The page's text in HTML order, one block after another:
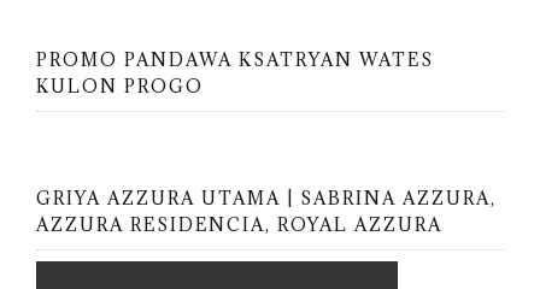
PROMO PANDAWA KSATRYAN WATES
KULON PROGO
GRIYA AZZURA UTAMA | SABRINA AZZURA,
AZZURA RESIDENCIA, ROYAL AZZURA